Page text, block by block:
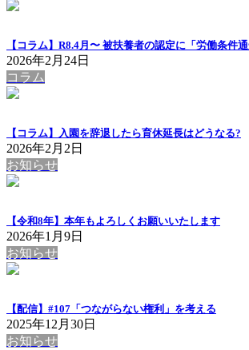
【コラム】R8.4月〜 被扶養者の認定に「労働条件
2026年2月24日
コラム
【コラム】入園を辞退したら育休延長はどうなる?
2026年2月2日
お知らせ
【令和8年】本年もよろしくお願いいたします
2026年1月9日
お知らせ
【配信】#107「つながらない権利」を考える
2025年12月30日
お知らせ